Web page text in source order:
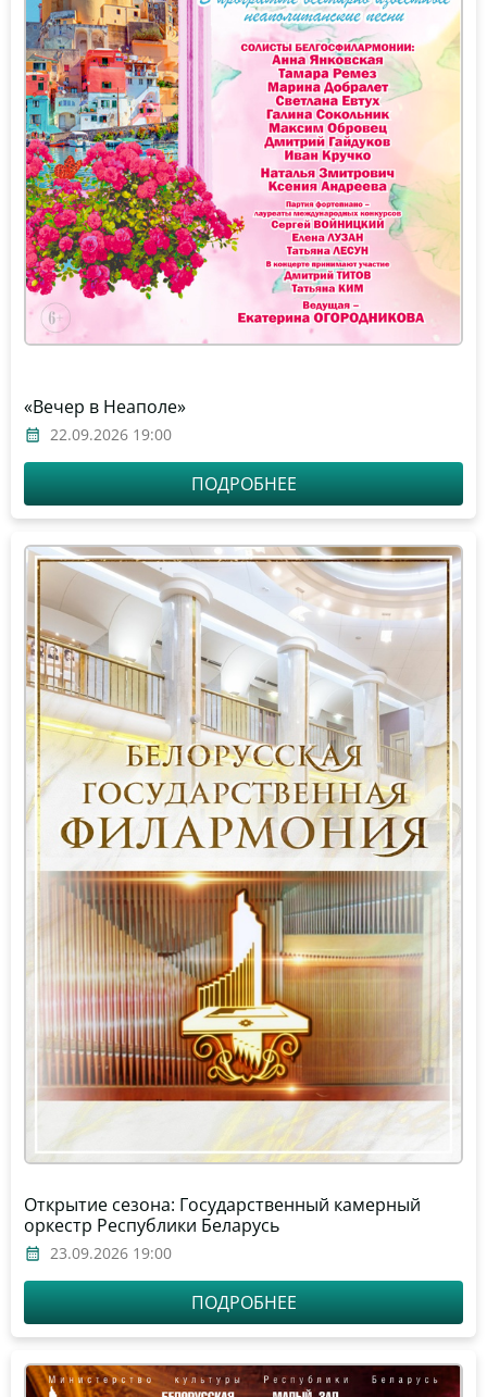
«Вечер в Неаполе»
22.09.2026 19:00
ПОДРОБНЕЕ
Открытие сезона: Государственный камерный
оркестр Республики Беларусь
23.09.2026 19:00
ПОДРОБНЕЕ